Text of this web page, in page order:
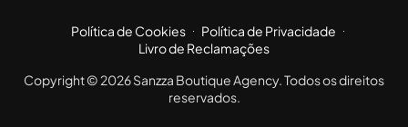
Política de Cookies
Política de Privacidade
Livro de Reclamações
Copyright © 2026 Sanzza Boutique Agency. Todos os direitos
reservados.